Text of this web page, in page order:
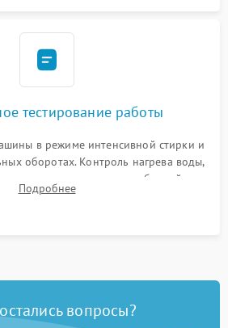
тестирование работы
в режиме интенсивной стирки и
оборотах. Контроль нагрева воды,
отсутствия излишних вибраций,
и протечек под корпусом.
Подробнее
вопросы?